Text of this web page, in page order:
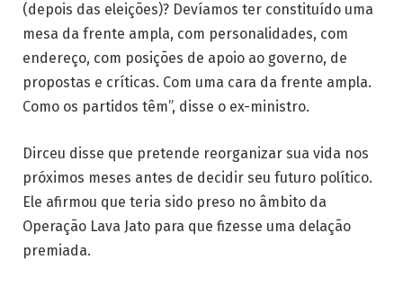
(depois das eleições)? Devíamos ter constituído uma
mesa da frente ampla, com personalidades, com
endereço, com posições de apoio ao governo, de
propostas e críticas. Com uma cara da frente ampla.
Como os partidos têm”, disse o ex-ministro.
Dirceu disse que pretende reorganizar sua vida nos
próximos meses antes de decidir seu futuro político.
Ele afirmou que teria sido preso no âmbito da
Operação Lava Jato para que fizesse uma delação
premiada.